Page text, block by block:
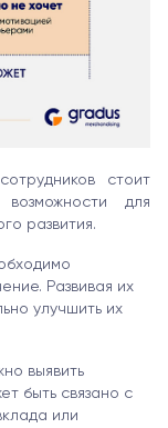
стоит
возможности для
развития.
Развивая их
улучшить их
выявить
быть связано с
или